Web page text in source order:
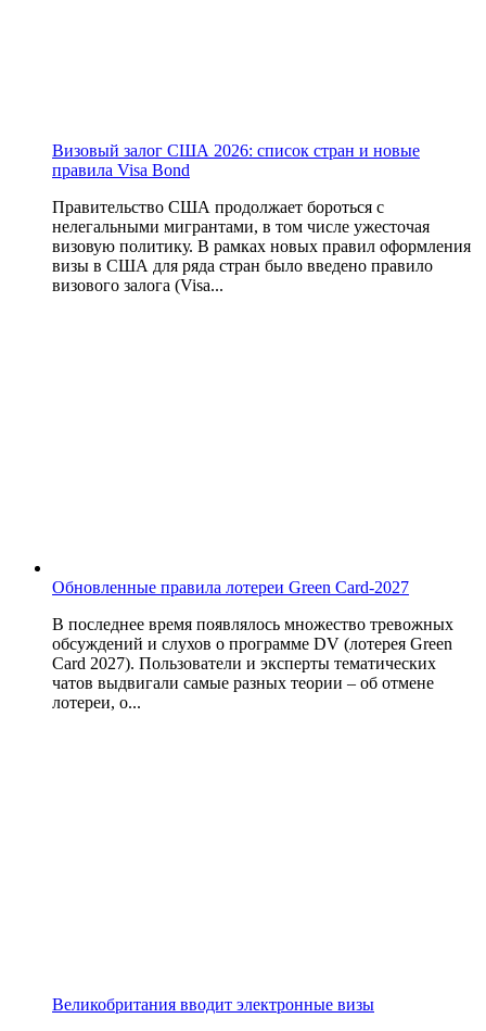
Визовый залог США 2026: список стран и новые
правила Visa Bond
Правительство США продолжает бороться с
нелегальными мигрантами, в том числе ужесточая
визовую политику. В рамках новых правил оформления
визы в США для ряда стран было введено правило
визового залога (Visa...
Обновленные правила лотереи Green Card-2027
В последнее время появлялось множество тревожных
обсуждений и слухов о программе DV (лотерея Green
Card 2027). Пользователи и эксперты тематических
чатов выдвигали самые разных теории – об отмене
лотереи, о...
Великобритания вводит электронные визы